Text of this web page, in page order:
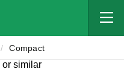
/ Compact